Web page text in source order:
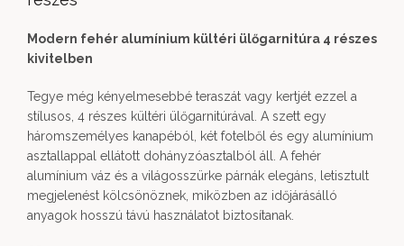
Modern fehér alumínium kültéri ülőgarnitúra 4 részes
kivitelben
Tegye még kényelmesebbé teraszát vagy kertjét ezzel a
stílusos, 4 részes kültéri ülőgarnitúrával. A szett egy
háromszemélyes kanapéból, két fotelből és egy alumínium
asztallappal ellátott dohányzóasztalból áll. A fehér
alumínium váz és a világosszürke párnák elegáns, letisztult
megjelenést kölcsönöznek, miközben az időjárásálló
anyagok hosszú távú használatot biztosítanak.